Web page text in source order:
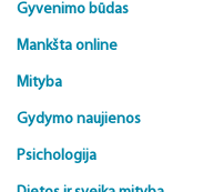
Gyvenimo būdas
Mankšta online
Mityba
Gydymo naujienos
Psichologija